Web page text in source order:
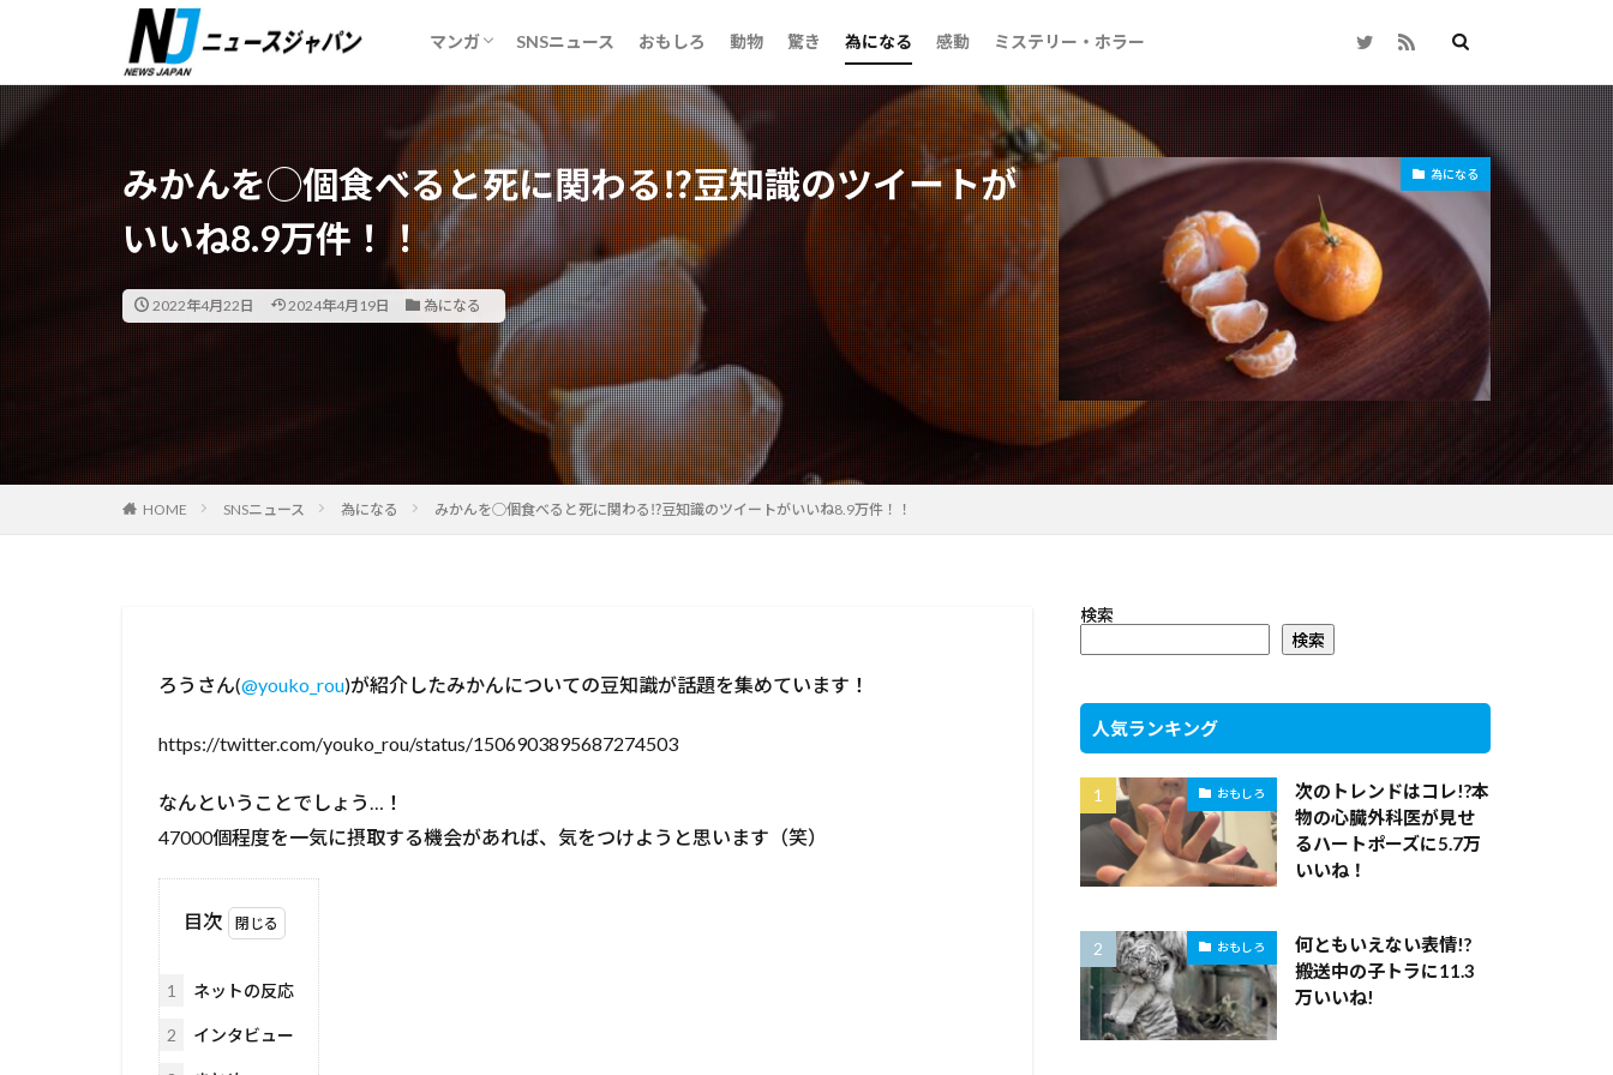
マンガ
妻で心が安らいだ話
ギリギリメンタル御影先生
SNSニュース おもしろ 動物 驚き 為になる 感動 ミステリー・ホラー
みかんを◯個食べると死に関わる⁉豆知識のツイートが
いいね8.9万件！！
2022年4月22日 2024年4月19日 為になる
為になる
HOME SNSニュース 為になる みかんを◯個食べると死に関わる⁉豆知識のツイートがいいね8.9万件！！
ろうさん(@youko_rou)が紹介したみかんについての豆知識が話題を集めています！
https://twitter.com/youko_rou/status/1506903895687274503
なんということでしょう…！
47000個程度を一気に摂取する機会があれば、気をつけようと思います（笑）
目次
1 ネットの反応
2 インタビュー
検索
検索
人気ランキング
おもしろ
次のトレンドはコレ!?本
物の心臓外科医が見せ
るハートポーズに5.7万
いいね！
おもしろ
何ともいえない表情!?
搬送中の子トラに11.3
万いいね!
カテゴリー
検索